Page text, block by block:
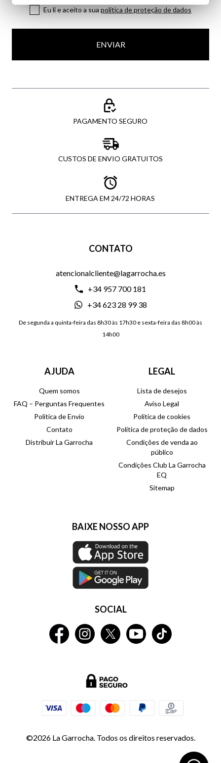
Eu li e aceito a sua política de proteção de dados
ENVIAR
PAGAMENTO SEGURO
CUSTOS DE ENVIO GRATUITOS
ENTREGA EM 24/72 HORAS
CONTATO
atencionalcliente@lagarrocha.es
+34 957 700 181
+34 623 28 99 38
De segunda a quinta-feira das 8h30 às 17h30 e sexta-feira das 8h00 às
14h00
AJUDA
Quem somos
FAQ – Perguntas Frequentes
Política de Envio
Contato
Distribuir La Garrocha
LEGAL
Lista de desejos
Aviso Legal
Política de cookies
Política de proteção de dados
Condições de venda ao
público
Condições Club La Garrocha
EQ
Sitemap
BAIXE NOSSO APP
SOCIAL
©2026 La Garrocha. Todos os direitos reservados.